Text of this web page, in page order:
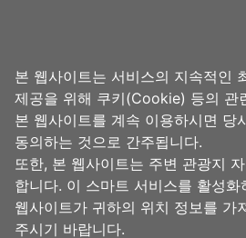
홈 > 가볼 곳 > 인기 관광 명소
본 웹사이트는 서비스의 지속적인
제공을 위해 쿠키(Cookie) 등의 관
본 웹사이트를 계속 이용하시면 당
동의하는 것으로 간주됩니다.
또한, 본 웹사이트는 주변 관광지
합니다. 이 스마트 서비스를 활성
웹사이트가 귀하의 위치 정보를 가
주시기 바랍니다.